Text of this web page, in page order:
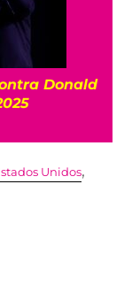
Donald
Unidos,